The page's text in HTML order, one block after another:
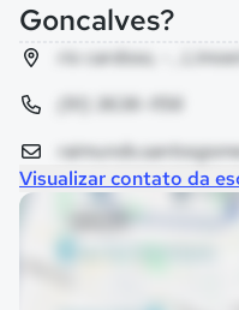
Goncalves?
rio cardoso, - ,
(91) 3636-1156
Visualizar contato da